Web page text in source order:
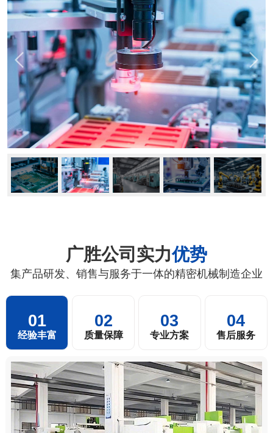
广胜公司实力优势
集产品研发、销售与服务于一体的精密机械制造企业
01
经验丰富
02
质量保障
03
专业方案
04
售后服务